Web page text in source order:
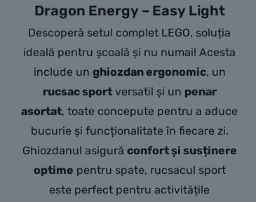
Dragon Energy – Easy Light
Descoperă setul complet LEGO, soluția
ideală pentru școală și nu numai! Acesta
include un ghiozdan ergonomic, un
rucsac sportversatil și un penar
asortat, toate concepute pentru a aduce
bucurie și funcționalitate în fiecare zi.
Ghiozdanul asigură confort și susținere
optime pentru spate, rucsacul sport
este perfect pentru activitățile